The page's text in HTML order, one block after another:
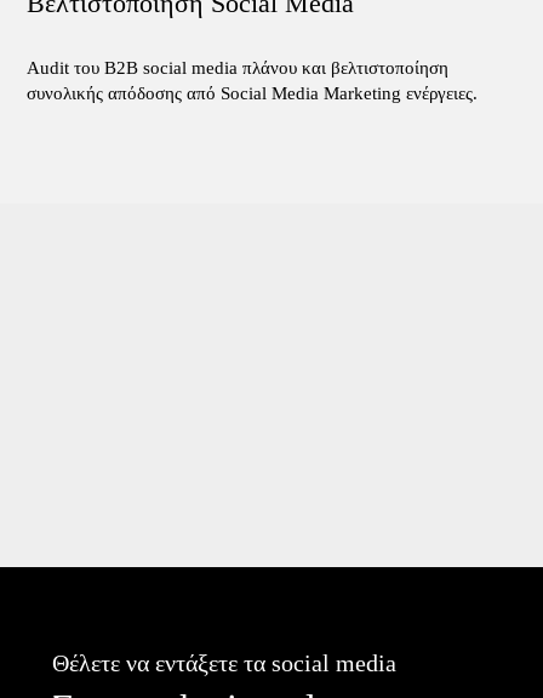
Audit του B2B social media πλάνου και βελτιστοποίηση
συνολικής απόδοσης από Social Media Marketing ενέργειες.
Θέλετε να εντάξετε τα social media